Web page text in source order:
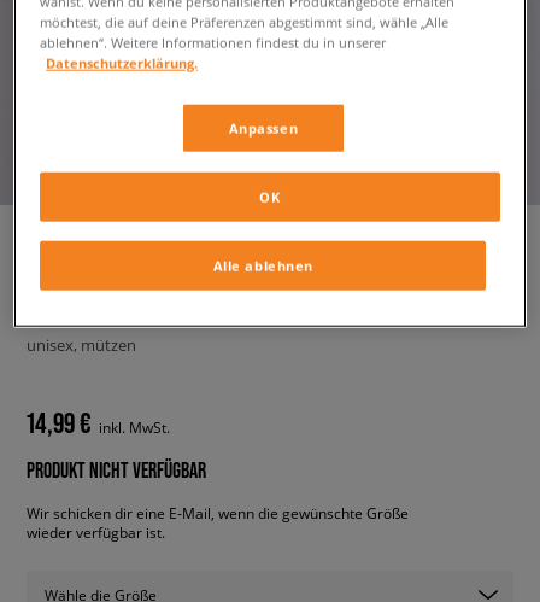
TIMBERLAND MÜTZE
ESTABLISHED 1973
unisex, mützen
14,99 € inkl. MwSt.
PRODUKT NICHT VERFÜGBAR
Wir schicken dir eine E-Mail, wenn die gewünschte Größe
wieder verfügbar ist.
Wähle die Größe
möchtest, die auf deine Präferenzen abgestimmt sind, wähle „Alle
ablehnen“. Weitere Informationen findest du in unserer
Datenschutzerklärung.
Anpassen
Alle ablehnen
OK